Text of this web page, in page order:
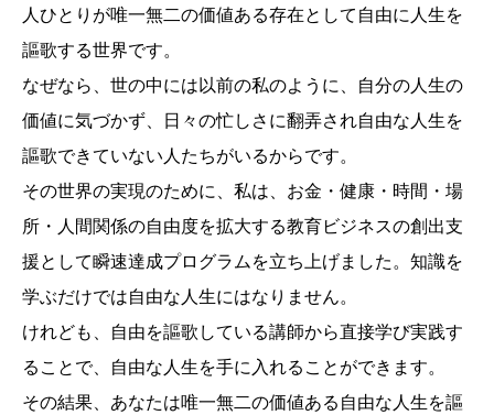
人ひとりが唯一無二の価値ある存在として自由に人生を
謳歌する世界です。
なぜなら、世の中には以前の私のように、自分の人生の
価値に気づかず、日々の忙しさに翻弄され自由な人生を
謳歌できていない人たちがいるからです。
その世界の実現のために、私は、お金・健康・時間・場
所・人間関係の自由度を拡大する教育ビジネスの創出支
援として瞬速達成プログラムを立ち上げました。知識を
学ぶだけでは自由な人生にはなりません。
けれども、自由を謳歌している講師から直接学び実践す
ることで、自由な人生を手に入れることができます。
その結果、あなたは唯一無二の価値ある自由な人生を謳